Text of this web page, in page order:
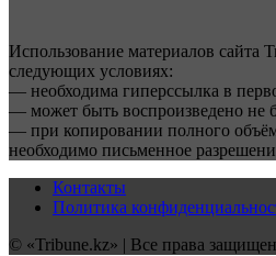
Использование материалов сайта
следующих условиях:
— необходима гиперссылка в
— может быть воспроизведено не
— при копировании полного
необходимо письменное
Контакты
Политика
© «Tribune.kz» | Все права